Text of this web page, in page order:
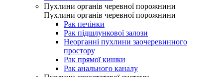
Пухлини органів черевної порожнини
Пухлини органів черевної порожнини
Рак печінки
Рак підшлункової залози
Неорганні пухлини заочеревинного
простору
Рак прямої кишки
Рак анального каналу